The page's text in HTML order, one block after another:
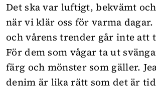
Det ska var luftigt, bekvämt
när vi klär oss för varma dagar.
och vårens trender går inte att
För dem som vågar ta ut
färg och mönster som gäller.
denim är lika rätt som det är